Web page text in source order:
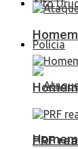
Alto
Polícia
PRF